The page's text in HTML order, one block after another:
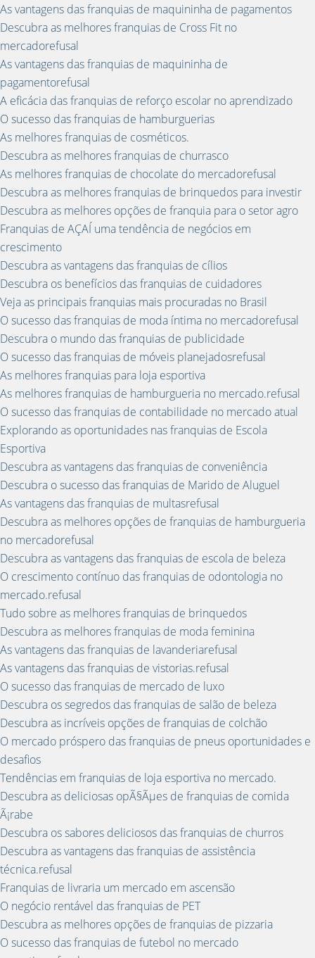
As vantagens das franquias de maquininha de pagamentos
Descubra as melhores franquias de Cross Fit no
mercadorefusal
As vantagens das franquias de maquininha de
pagamentorefusal
A eficácia das franquias de reforço escolar no aprendizado
O sucesso das franquias de hamburguerias
As melhores franquias de cosméticos.
Descubra as melhores franquias de churrasco
As melhores franquias de chocolate do mercadorefusal
Descubra as melhores franquias de brinquedos para investir
Descubra as melhores opções de franquia para o setor agro
Franquias de AÇAÍ uma tendência de negócios em
crescimento
Descubra as vantagens das franquias de cílios
Descubra os benefícios das franquias de cuidadores
Veja as principais franquias mais procuradas no Brasil
O sucesso das franquias de moda íntima no mercadorefusal
Descubra o mundo das franquias de publicidade
O sucesso das franquias de móveis planejadosrefusal
As melhores franquias para loja esportiva
As melhores franquias de hamburgueria no mercado.refusal
O sucesso das franquias de contabilidade no mercado atual
Explorando as oportunidades nas franquias de Escola
Esportiva
Descubra as vantagens das franquias de conveniência
Descubra o sucesso das franquias de Marido de Aluguel
As vantagens das franquias de multasrefusal
Descubra as melhores opções de franquias de hamburgueria
no mercadorefusal
Descubra as vantagens das franquias de escola de beleza
O crescimento contínuo das franquias de odontologia no
mercado.refusal
Tudo sobre as melhores franquias de brinquedos
Descubra as melhores franquias de moda feminina
As vantagens das franquias de lavanderiarefusal
As vantagens das franquias de vistorias.refusal
O sucesso das franquias de mercado de luxo
Descubra os segredos das franquias de salão de beleza
Descubra as incríveis opções de franquias de colchão
O mercado próspero das franquias de pneus oportunidades e
desafios
Tendências em franquias de loja esportiva no mercado.
Descubra as deliciosas opÃ§Ãµes de franquias de comida
Ã¡rabe
Descubra os sabores deliciosos das franquias de churros
Descubra as vantagens das franquias de assistência
técnica.refusal
Franquias de livraria um mercado em ascensão
O negócio rentável das franquias de PET
Descubra as melhores opções de franquias de pizzaria
O sucesso das franquias de futebol no mercado